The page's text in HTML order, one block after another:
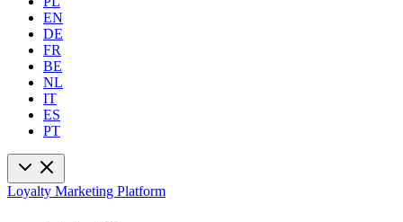
EN
DE
FR
BE
NL
IT
ES
PT
Loyalty Marketing Platform